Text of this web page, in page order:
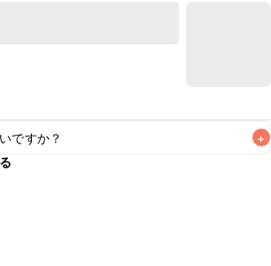
ですか？ +
日中が目安です。なるべくお早めにお召